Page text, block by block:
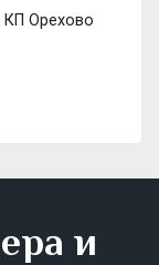
КП Орехово
и